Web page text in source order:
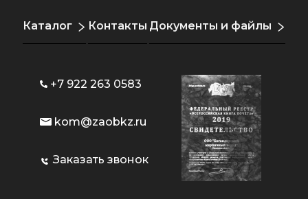
Каталог Контакты Документы и файлы
+7 922 263 0583
kom@zaobkz.ru
Заказать звонок